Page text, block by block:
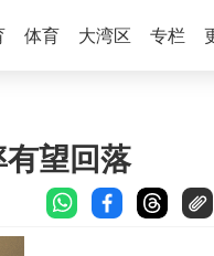
体育 大湾区 专栏
望回落